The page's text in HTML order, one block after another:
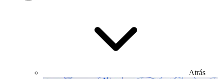
Atrás